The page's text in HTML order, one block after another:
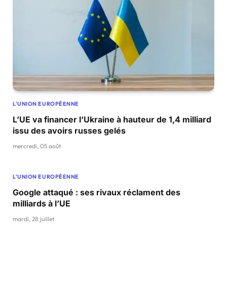
L'UNION EUROPÉENNE
L’UE va financer l’Ukraine à hauteur de 1,4 milliard
issu des avoirs russes gelés
mercredi, 05 août
L'UNION EUROPÉENNE
Google attaqué : ses rivaux réclament des
milliards à l’UE
mardi, 28 juillet